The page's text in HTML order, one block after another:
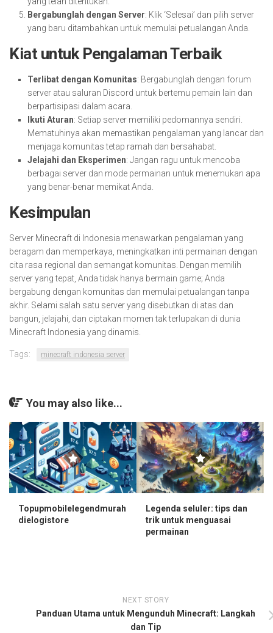
Bergabunglah dengan Server: Klik ‘Selesai’ dan pilih server
yang baru ditambahkan untuk memulai petualangan Anda.
Kiat untuk Pengalaman Terbaik
Terlibat dengan Komunitas: Bergabunglah dengan forum
server atau saluran Discord untuk bertemu pemain lain dan
berpartisipasi dalam acara.
Ikuti Aturan: Setiap server memiliki pedomannya sendiri.
Mematuhinya akan memastikan pengalaman yang lancar dan
menjaga komunitas tetap ramah dan bersahabat.
Jelajahi dan Eksperimen: Jangan ragu untuk mencoba
berbagai server dan mode permainan untuk menemukan apa
yang benar-benar memikat Anda.
Kesimpulan
Server Minecraft di Indonesia menawarkan pengalaman yang
beragam dan memperkaya, meningkatkan inti permainan dengan
cita rasa regional dan semangat komunitas. Dengan memilih
server yang tepat, Anda tidak hanya bermain game; Anda
bergabung dengan komunitas dan memulai petualangan tanpa
akhir. Selami salah satu server yang disebutkan di atas dan
bangun, jelajahi, dan ciptakan momen tak terlupakan di dunia
Minecraft Indonesia yang dinamis.
Tags: minecraft indonesia server
You may also like...
Topupmobilelegendmurah
dielogistore
Legenda seluler: tips dan
trik untuk menguasai
permainan
NEXT STORY
Panduan Utama untuk Mengunduh Minecraft: Langkah
dan Tip